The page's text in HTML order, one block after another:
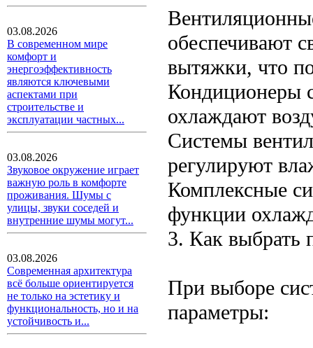
03.08.2026
В современном мире
комфорт и
энергоэффективность
являются ключевыми
аспектами при
строительстве и
эксплуатации частных...
03.08.2026
Звуковое окружение играет
важную роль в комфорте
проживания. Шумы с
улицы, звуки соседей и
внутренние шумы могут...
03.08.2026
Современная архитектура
всё больше ориентируется
не только на эстетику и
функциональность, но и на
устойчивость и...
обеспечивают
вытяжки, что
Кондиционеры
охлаждают
Системы
регулируют
Комплексные
функции
3. Как выбрать
При выборе
параметры: